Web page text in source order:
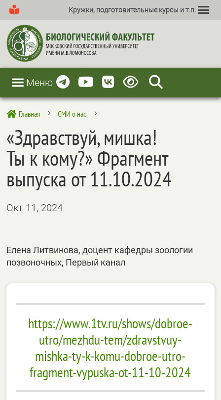
Кружки, подготовительные курсы и т.п.
Меню
 Главная 5 СМИ о нас 5
«Здравствуй, мишка!
Ты к кому?» Фрагмент
выпуска от 11.10.2024
Окт 11, 2024
Елена Литвинова, доцент кафедры зоологии
позвоночных, Первый канал
https://www.1tv.ru/shows/dobroe-
utro/mezhdu-tem/zdravstvuy-
mishka-ty-k-komu-dobroe-utro-
fragment-vypuska-ot-11-10-2024